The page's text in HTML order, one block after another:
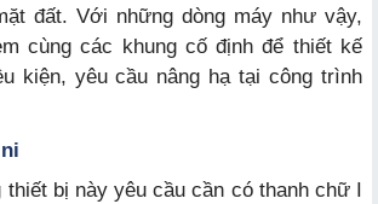
mặt đấtđất. Với những dòng máy như vậy,
cùng các khung cố định để thiết kế
kiện, yêu cầu nâng hạ tại công trình
bị này yêu cầu cần có thanh chữ I